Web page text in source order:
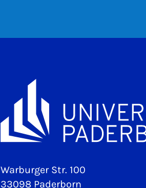
Warburger Str. 100
33098 Paderborn